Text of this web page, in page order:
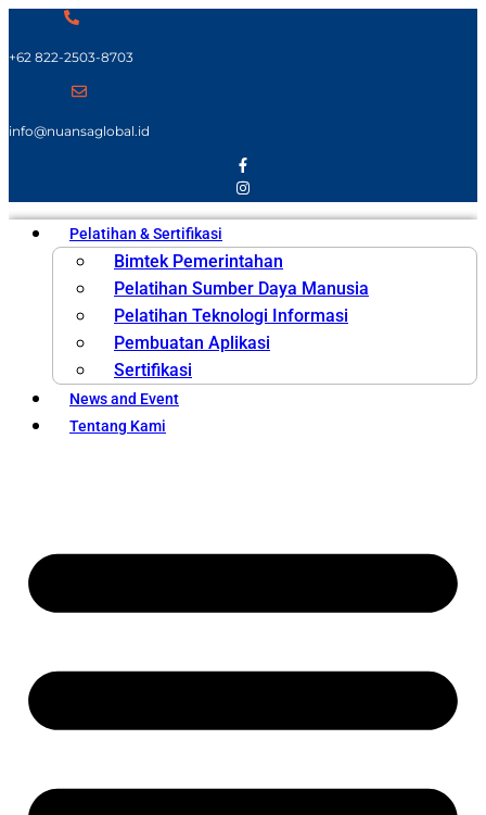
+62 822-2503-8703
info@nuansaglobal.id
Pelatihan & Sertifikasi
Bimtek Pemerintahan
Pelatihan Sumber Daya Manusia
Pelatihan Teknologi Informasi
Pembuatan Aplikasi
Sertifikasi
News and Event
Tentang Kami